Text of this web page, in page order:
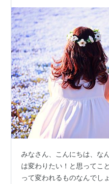
みなさん、こんにちは、な
は変わりたい！と思ってこ
って変われるものなんでし